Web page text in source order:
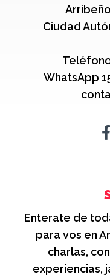
Ciudad
Teléfono
WhatsApp
Enterate de
para vos en
charlas,
experiencias,